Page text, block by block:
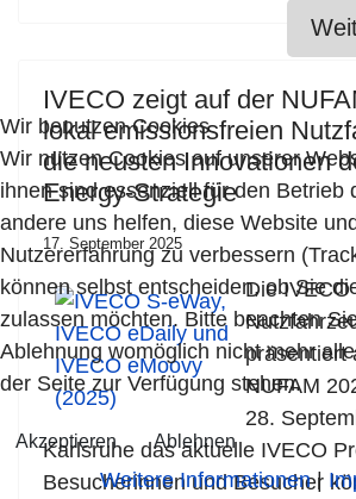
IVECO zeigt auf der
lokal emissionsfreien
die neusten Innovationen
Energy-Strategie
17. September 2025
Die
präsentiert
NUFAM
28.
Karlsruhe das aktuelle IVECO
Besucherinnen und Besucher
Wir benutzen Cookies
Wir nutzen Cookies auf unserer
ihnen sind essenziell für den Betrieb
andere uns helfen, diese Website
Nutzererfahrung zu verbessern
können selbst entscheiden, ob Sie
zulassen möchten. Bitte beachten
Ablehnung womöglich nicht mehr
der Seite zur Verfügung stehen.
Akzeptieren Ablehnen
Weitere Informationen|